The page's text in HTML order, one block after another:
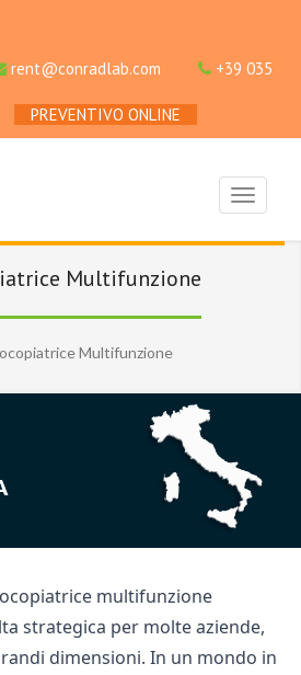
rent@conradlab.com +39 035
PREVENTIVO ONLINE
Multifunzione
Multifunzione
multifunzione
strategica per molte aziende,
dimensioni. In un mondo in